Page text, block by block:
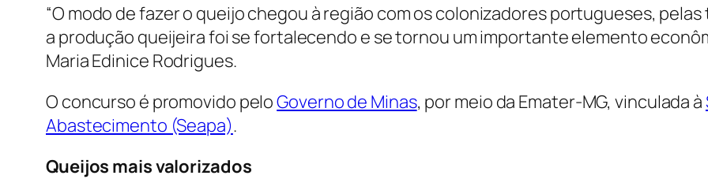
“O modo de fazer o queijo chegou à região com os colonizadores portugueses,
a produção queijeira foi se fortalecendo e se tornou um importante elemento
Maria Edinice Rodrigues.
O concurso é promovido peloGoverno de Minas, por meio da Emater-MG, vinculada à
Abastecimento (Seapa).
Queijos mais valorizados